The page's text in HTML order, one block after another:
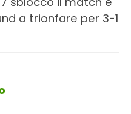
a trionfare per 3-1